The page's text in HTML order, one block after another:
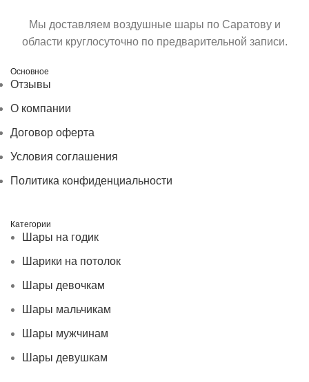
Мы доставляем воздушные шары по Саратову и
области круглосуточно по предварительной записи.
Основное
Отзывы
О компании
Договор оферта
Условия соглашения
Политика конфиденциальности
Категории
Шары на годик
Шарики на потолок
Шары девочкам
Шары мальчикам
Шары мужчинам
Шары девушкам